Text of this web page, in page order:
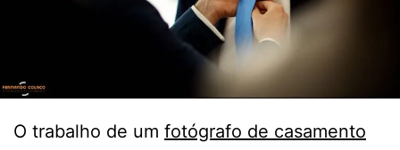
O trabalho de um fotógrafo de casamento